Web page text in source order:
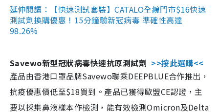
延伸閱讀：【快速測試套裝】CATALO全線門市$16快速
測試劑換購優惠！15分鐘驗新冠病毒 準確性高達
98.26%
Savewo新型冠狀病毒快速抗原測試劑 >>按此選購<<
產品由香港口罩品牌Savewo聯乘DEEPBLUE合作推出，
抗疫優惠價低至$18買到。產品已獲得歐盟CE認證，主
要以採集鼻液樣本作檢測，能有效檢測Omicron及Delta